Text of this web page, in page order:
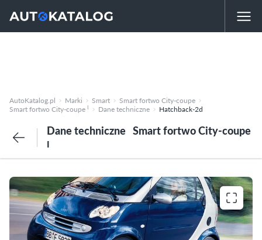
AutoKatalog.pl Marki Smart
Smart fortwo City-coupe
Smart fortwo City-coupe I Dane techniczne Hatchback-2d
Dane techniczne Smart fortwo City-coupe
I